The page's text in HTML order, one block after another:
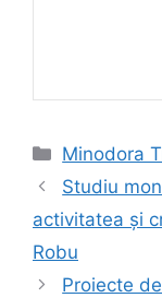
Categorii
Minodora
Studiu
activitatea și
Robu
Proiecte